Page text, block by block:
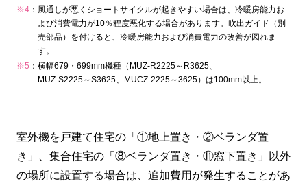
※4： 風通しが悪くショートサイクルが起きやすい場合は、冷暖房能力お
よび消費電力が10％程度悪化する場合があります。吹出ガイド（別
売部品）を付けると、冷暖房能力および消費電力の改善が図れま
す。
※5 ： 横幅679・699mm機種（MUZ‐R2225～R3625、
MUZ‐S2225～S3625、MUCZ-2225～3625）は100mm以上。
室外機を戸建て住宅の「①地上置き・②ベランダ置
き」、集合住宅の「⑧ベランダ置き・⑪窓下置き」以外
の場所に設置する場合は、追加費用が発生することがあ